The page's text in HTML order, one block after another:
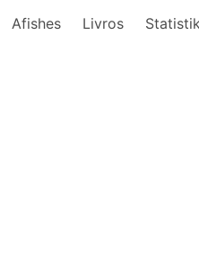
Afishes Livros